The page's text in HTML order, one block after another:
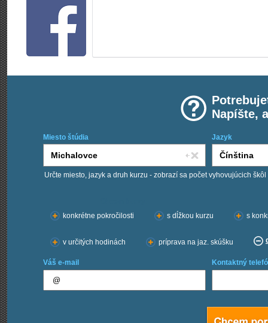
Napíšte,
Miesto štúdia Jazyk
Určte miesto, jazyk a druh kurzu - zobrazí sa počet vyhovujúcich škôl
konkrétne pokročilosti
s dĺžkou kurzu s
v určitých hodinách príprava na jaz. skúšku
Váš e-mail Kontaktný